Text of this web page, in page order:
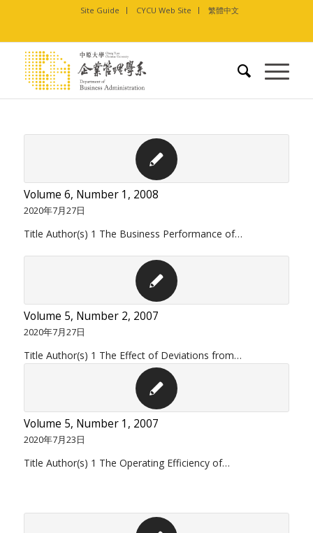
Site Guide CYCU Web Site 繁體中文
Volume 6, Number 1, 2008
2020年7月27日
Title Author(s) 1 The Business Performance of…
Volume 5, Number 2, 2007
2020年7月27日
Title Author(s) 1 The Effect of Deviations from…
Volume 5, Number 1, 2007
2020年7月23日
Title Author(s) 1 The Operating Efficiency of…